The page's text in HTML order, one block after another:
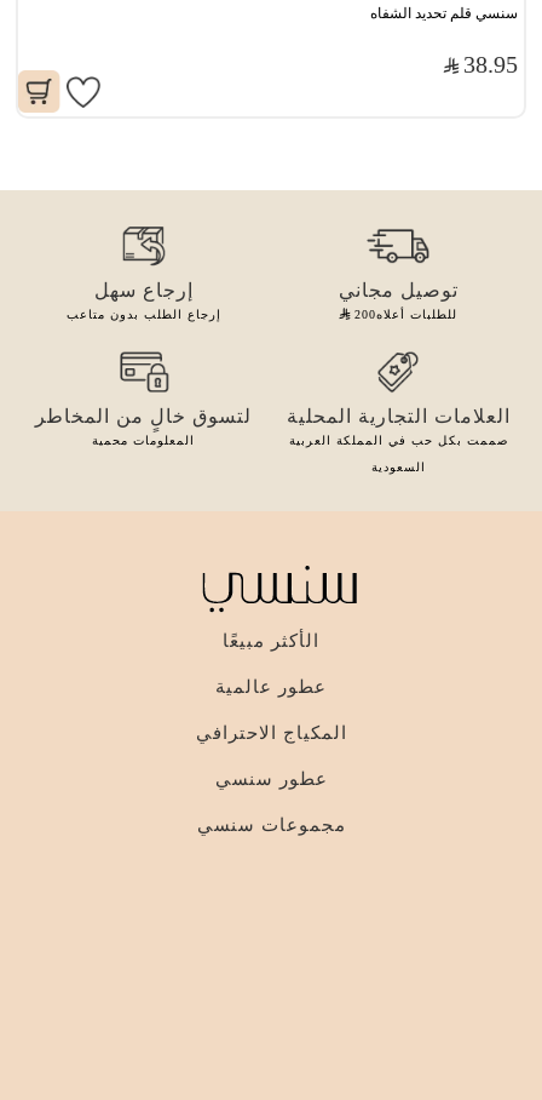
سنسي قلم تحديد الشفاه
38.95
توصيل مجاني
للطلبات أعلاه200
إرجاع سهل
إرجاع الطلب بدون متاعب
العلامات التجارية المحلية
صممت بكل حب في المملكة العربية
السعودية
لتسوق خالٍ من المخاطر
المعلومات محمية
الأكثر مبيعًا
عطور عالمية
المكياج الاحترافي
عطور سنسي
مجموعات سنسي